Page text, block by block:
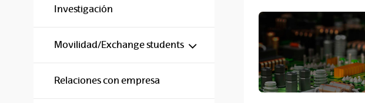
Investigación
Movilidad/Exchange students Mostrar/ocultar subpáginas
Relaciones con empresa